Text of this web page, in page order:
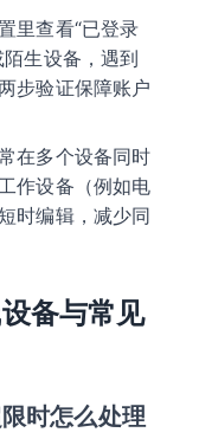
里查看“已登录
生设备，遇到
步验证保障账户
在多个设备同时
作设备（例如电
时编辑，减少同
备与常见
时怎么处理